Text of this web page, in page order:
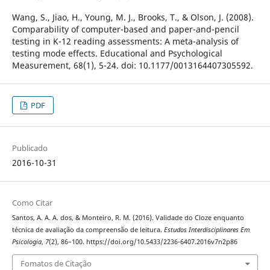
Wang, S., Jiao, H., Young, M. J., Brooks, T., & Olson, J. (2008).
Comparability of computer-based and paper-and-pencil
testing in K-12 reading assessments: A meta-analysis of
testing mode effects. Educational and Psychological
Measurement, 68(1), 5-24. doi: 10.1177/0013164407305592.
PDF
Publicado
2016-10-31
Como Citar
Santos, A. A. A. dos, & Monteiro, R. M. (2016). Validade do Cloze enquanto
técnica de avaliação da compreensão de leitura. Estudos Interdisciplinares Em
Psicologia, 7(2), 86–100. https://doi.org/10.5433/2236-6407.2016v7n2p86
Fomatos de Citação